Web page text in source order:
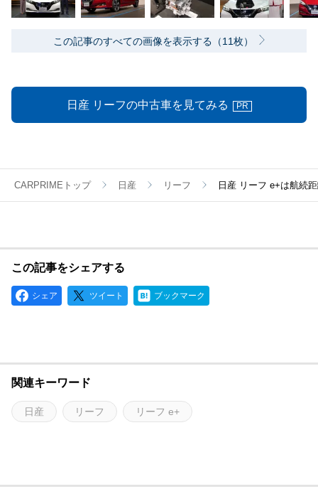
この記事のすべての画像を表示する（11枚）
日産 リーフの中古車を見てみる PR
CARPRIMEトップ 日産 リーフ 日産 リーフ e+は航続
この記事をシェアする
シェア ツイート ブックマーク
関連キーワード
日産 リーフ リーフ e+